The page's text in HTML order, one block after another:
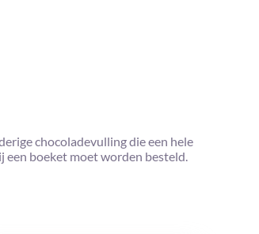
chocoladevulling die een hele
een boeket moet worden besteld.